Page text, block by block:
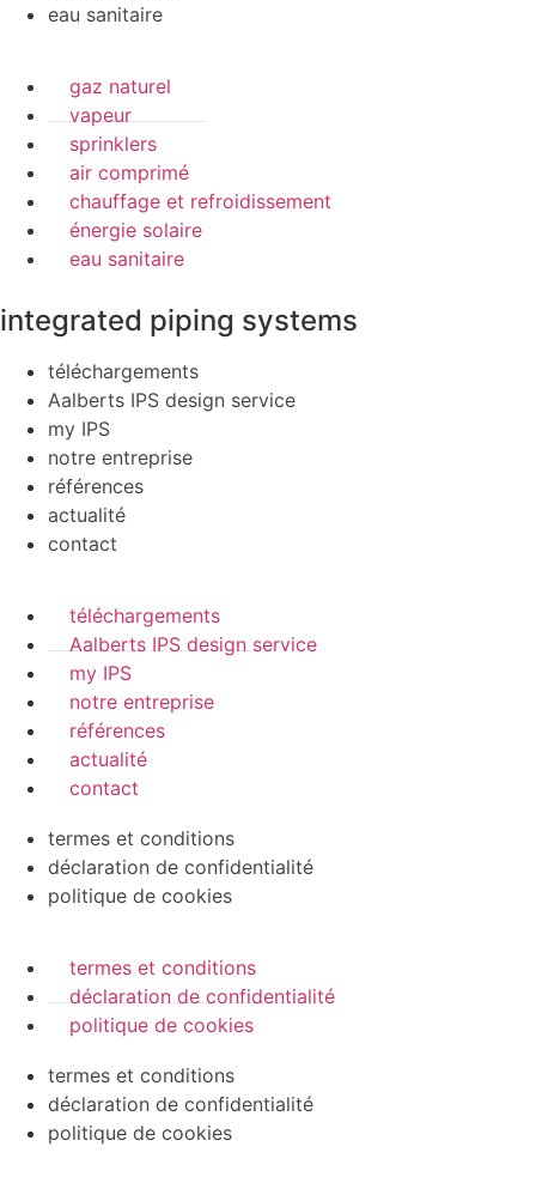
eau sanitaire
gaz naturel
vapeur
sprinklers
air comprimé
chauffage et refroidissement
énergie solaire
eau sanitaire
integrated piping systems
téléchargements
Aalberts IPS design service
my IPS
notre entreprise
références
actualité
contact
téléchargements
Aalberts IPS design service
my IPS
notre entreprise
références
actualité
contact
termes et conditions
déclaration de confidentialité
politique de cookies
termes et conditions
déclaration de confidentialité
politique de cookies
termes et conditions
déclaration de confidentialité
politique de cookies